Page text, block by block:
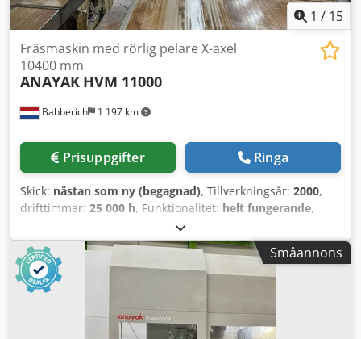
1 / 15
Babberich 1 197 km
Fräsmaskin med rörlig pelare X-axel
10400 mm
ANAYAK HVM 11000
Prisuppgifter Ringa
Skick: nästan som ny (begagnad), Tillverkningsår: 2000,
drifttimmar: 25 000 h, Funktionalitet: helt fungerande,
10 300 mm
mm, rörelseavstånd Z-axel:1 800 mm, fräshuvudets
position:
, monteringsdiameter:50 mm,
matningshastighet X-axeln:
10 m/min, matningshastighet
Y-axel:
spindelhastighet (max): 3 000 varv/min
60 varv/min, total bredd: 50 000 mm, total höjd:
Småannons